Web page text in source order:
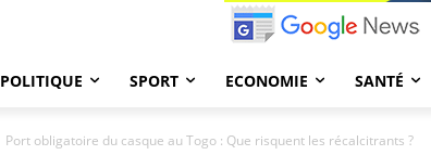
POLITIQUE SPORT ECONOMIE SANTÉ
Port obligatoire du casque au Togo : Que risquent les récalcitrants ?